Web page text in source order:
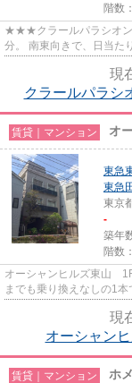
階数
★★★クラールパラシオ
分。 南東向きで、日当た
現
クラールパラシ
賃貸｜マンション オ
東急
東急
東京
-
築年
階数
オーシャンヒルズ東山
までも乗り換えなしの1
現
オーシャン
賃貸｜マンション ホ